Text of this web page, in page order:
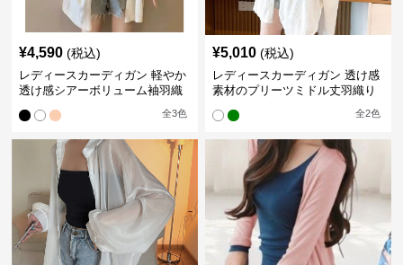
¥4,590 (税込)
レディースカーディガン 軽やか
透け感シアーボリューム袖羽織
全3色
¥5,010 (税込)
レディースカーディガン 透け感
素材のプリーツミドル丈羽織り
全2色